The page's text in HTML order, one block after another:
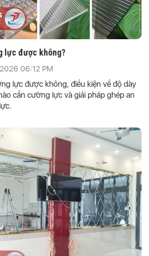
lực được không?
06:12 PM
lực được không, điều kiện về độ dày
cần cường lực và giải pháp ghép an